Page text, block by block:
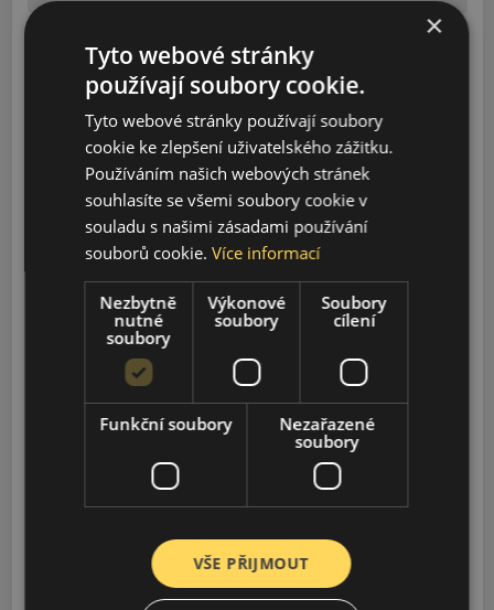
2019-2023
570GT
2016-2021
2015-2021
2017-2021
2018-2021
×
Tyto webové stránky
používají soubory cookie.
Tyto webové stránky používají soubory
cookie ke zlepšení uživatelského zážitku.
Používáním našich webových stránek
souhlasíte se všemi soubory cookie v
souladu s našimi zásadami používání
souborů cookie.Více informací
Nezbytně
nutné
soubory
Výkonové
soubory
Soubory
cílení
Funkční soubory
Nezařazené
soubory
VŠE PŘIJMOUT